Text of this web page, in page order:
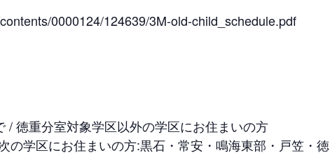
0000124/124639/3M-old-child_schedule.pdf
徳重分室対象学区以外の学区にお住まいの方
の学区にお住まいの方:黒石・常安・鳴海東部・戸笠・徳